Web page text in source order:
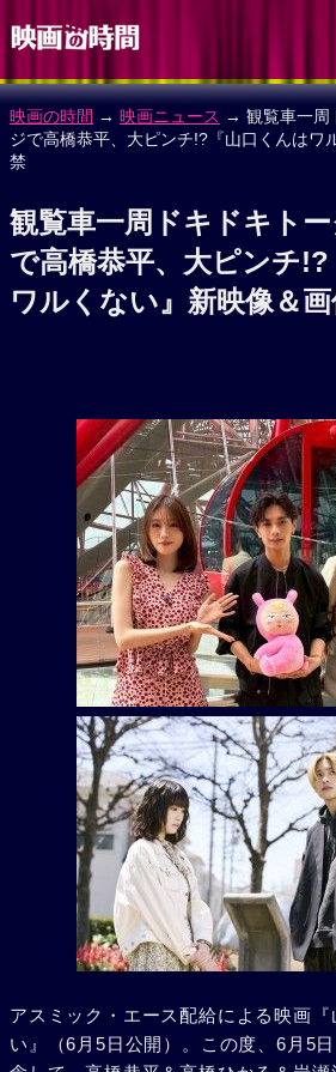
映画の時間 → 映画ニュース → 観覧車一周
ジで高橋恭平、大ピンチ!?『山口くんはワ
禁
観覧車一周ドキドキト
で高橋恭平、大ピンチ
ワルくない』新映像＆
アスミック・エース配給による映画
い』（6月5日公開）。この度、6月5